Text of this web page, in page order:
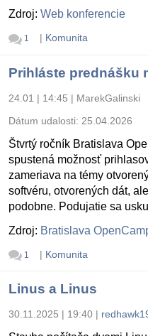
Zdroj: Web konferencie
1 | Komunita
Prihláste prednášku
24.01 | 14:45 | MarekGalinski
Dátum udalosti: 25.04.2026
Štvrtý ročník Bratislava
spustená možnosť
zameriava na témy
softvéru, otvorených dát,
podobne. Podujatie sa
Zdroj: Bratislava
1 | Komunita
Linus a Linus
30.11.2025 | 19:40 |